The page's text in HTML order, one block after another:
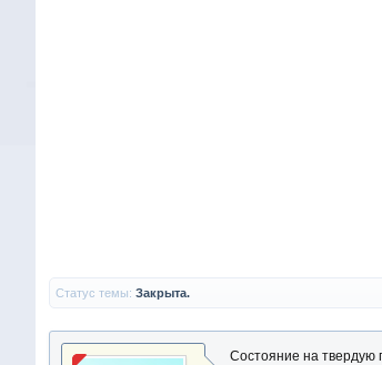
Статус темы: Закрыта.
Состояние на твердую